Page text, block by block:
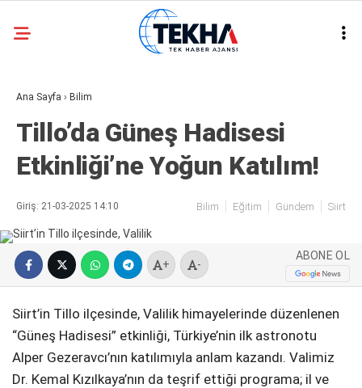
32.3
ASAYIŞ
GÜNDEM
EKONOMI
POLITIKA
METEOROLOJI
Ana Sayfa › Bilim
Tillo’da Güneş Hadisesi
Etkinliği’ne Yoğun Katılım!
Giriş: 21-03-2025 14:10 Bilim Eğitim Gündem Siirt
+ -
ABONE OL
Siirt’in Tillo ilçesinde, Valilik himayelerinde düzenlenen
“Güneş Hadisesi” etkinliği, Türkiye’nin ilk astronotu
Alper Gezeravcı’nın katılımıyla anlam kazandı. Valimiz
Dr. Kemal Kızılkaya’nın da teşrif ettiği programa; il ve